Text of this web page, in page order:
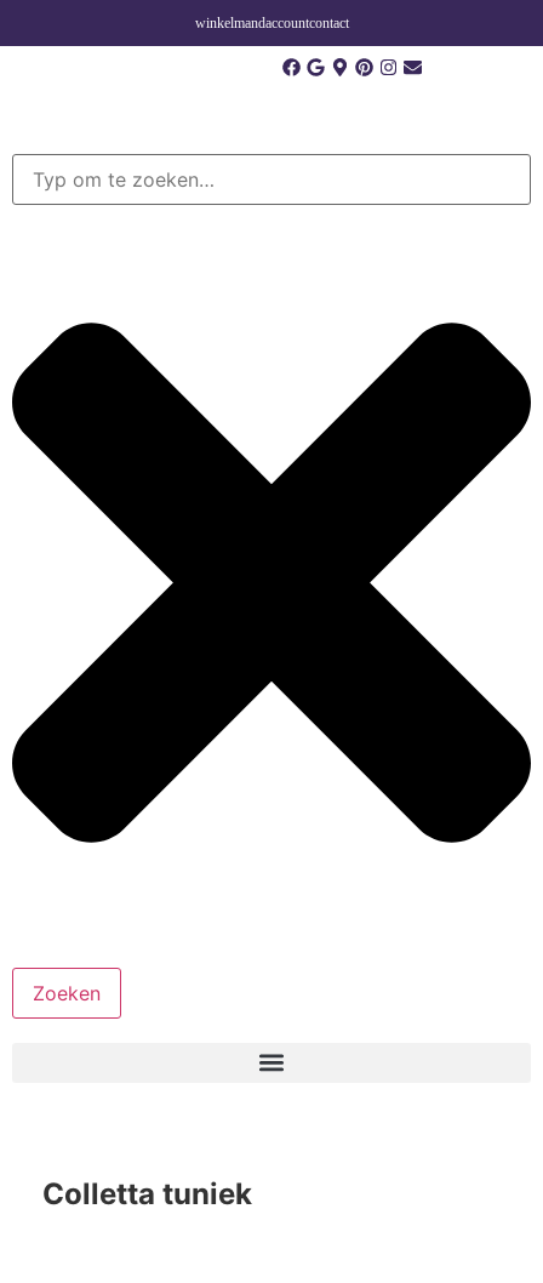
winkelmandaccountcontact
Zoeken
Colletta tuniek